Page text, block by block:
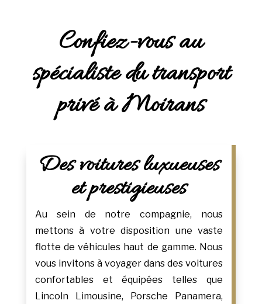
Confiez-vous au
spécialiste du transport
privé à Moirans
Des voitures luxueuses
et prestigieuses
Au sein de notre compagnie, nous
mettons à votre disposition une vaste
flotte de véhicules haut de gamme. Nous
vous invitons à voyager dans des voitures
confortables et équipées telles que
Lincoln Limousine, Porsche Panamera,